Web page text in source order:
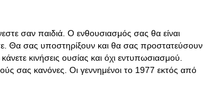
σαν παιδιά. Ο ενθουσιασμός σας θα είναι
Θα σας υποστηρίξουν και θα σας προστατεύσουν
κινήσεις ουσίας και όχι εντυπωσιασμού.
σας κανόνες. Οι γεννημένοι το 1977 εκτός από